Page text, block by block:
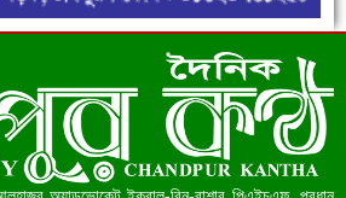
উন্নীত হওয়ার পথে